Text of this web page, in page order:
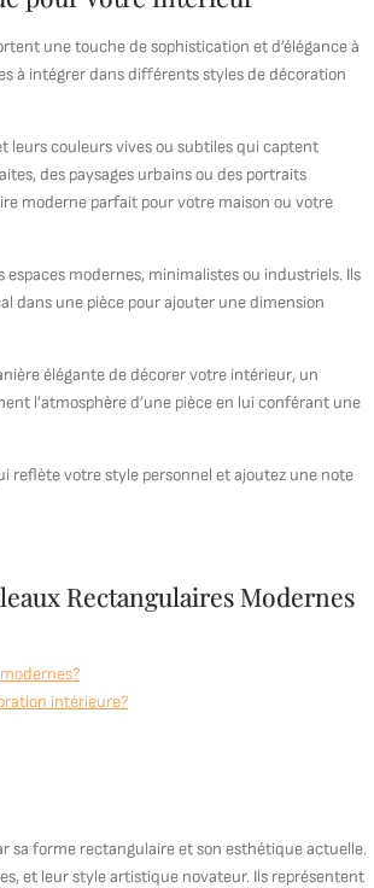
une touche de sophistication et d’élégance à
à intégrer dans différents styles de décoration
leurs couleurs vives ou subtiles qui captent
des paysages urbains ou des portraits
moderne parfait pour votre maison ou votre
modernes, minimalistes ou industriels. Ils
dans une pièce pour ajouter une dimension
élégante de décorer votre intérieur, un
l’atmosphère d’une pièce en lui conférant une
reflète votre style personnel et ajoutez une note
Rectangulaires Modernes
intérieure?
sa forme rectangulaire et son esthétique actuelle.
et leur style artistique novateur. Ils représentent